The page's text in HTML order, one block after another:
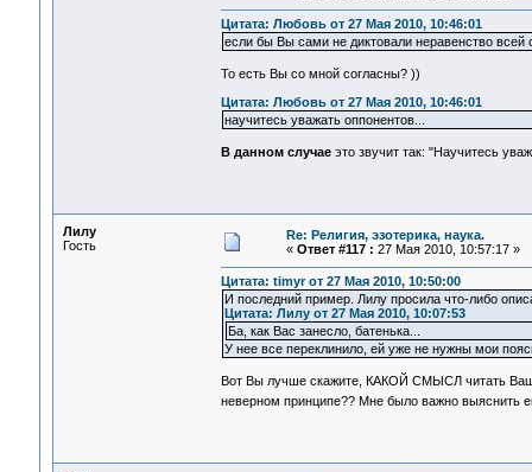
Цитата: Любовь от 27 Мая 2010, 10:46:01
если бы Вы сами не диктовали неравенство
То есть Вы со мной согласны? ))
Цитата: Любовь от 27 Мая 2010, 10:46:01
научитесь уважать оппонентов...
В данном случаеэто звучит так: "Научитесь
Лилу
Гость
Re: Религия, эзотерика, наука.
« Ответ #117 : 27 Мая 2010, 10:57:17 »
Цитата: timyr от 27 Мая 2010, 10:50:00
И последний пример. Лилу просила что-либо
Цитата: Лилу от 27 Мая 2010, 10:07:53
Ба, как Вас занесло, батенька...
У нее все переклинило, ей уже не нужны мои
Вот Вы лучше скажите, КАКОЙ СМЫСЛ читать
неверном принципе?? Мне было важно выяснить